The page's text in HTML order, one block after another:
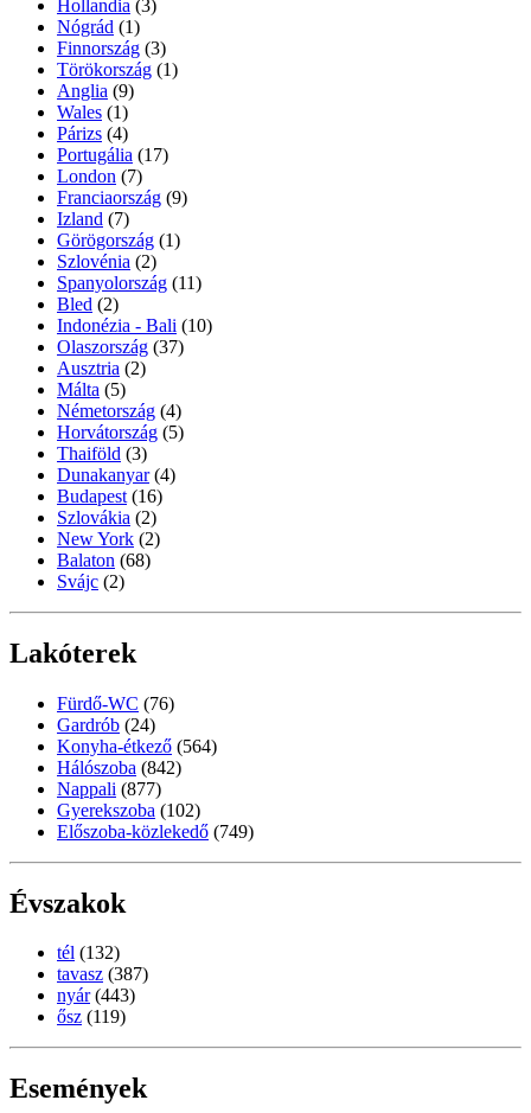
Hollandia (3)
Nógrád (1)
Finnország (3)
Törökország (1)
Anglia (9)
Wales (1)
Párizs (4)
Portugália (17)
London (7)
Franciaország (9)
Izland (7)
Görögország (1)
Szlovénia (2)
Spanyolország (11)
Bled (2)
Indonézia - Bali (10)
Olaszország (37)
Ausztria (2)
Málta (5)
Németország (4)
Horvátország (5)
Thaiföld (3)
Dunakanyar (4)
Budapest (16)
Szlovákia (2)
New York (2)
Balaton (68)
Svájc (2)
Lakóterek
Fürdő-WC (76)
Gardrób (24)
Konyha-étkező (564)
Hálószoba (842)
Nappali (877)
Gyerekszoba (102)
Előszoba-közlekedő (749)
Évszakok
tél (132)
tavasz (387)
nyár (443)
ősz (119)
Események